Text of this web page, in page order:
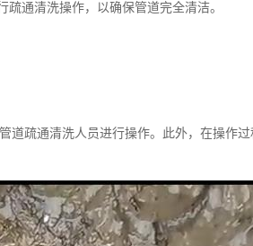
通清洗操作，以确保管道完全清洁。
道疏通清洗人员进行操作。此外，在操作